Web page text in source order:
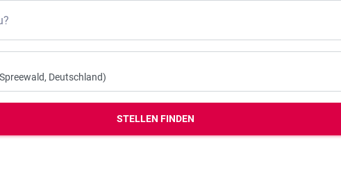
Check
STELLEN FINDEN